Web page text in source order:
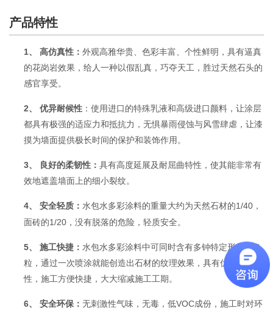
产品特性
1、 高仿真性 ： 外观高雅华贵、色彩丰富、个性鲜明，具有逼真
的花岗岩效果，给人一种以假乱真，巧夺天工，胜过天然石头的
感官享受。
2、 优异耐候性 ：使用进口的特殊乳液和高级进口颜料，让涂层
都具有极强的适应力和抵抗力，无惧暴雨侵蚀与风雪肆虐，让漆
摸为墙面提供极长时间的保护和装饰作用。
3、 良好的柔韧性： 具有高度延展及耐屈曲特性，使其能非常有
效地遮盖墙面上的细小裂纹。
4、 安全轻质 ： 水包水多彩涂料的重量大约为天然石材的1/40 ，
面砖的1/20 ，没有脱落的危险，轻质安全。
5、 施工快捷 ： 水包水多彩涂料中可同时含有多钟特定形状的色
粒，通过一次喷涂就能创造出石材的纹理效果，具有优良的操作
性，施工方便快捷，大大缩减施工工期。
6、 安全环保 ： 无刺激性气味，无毒，低VOC成份，施工时对环